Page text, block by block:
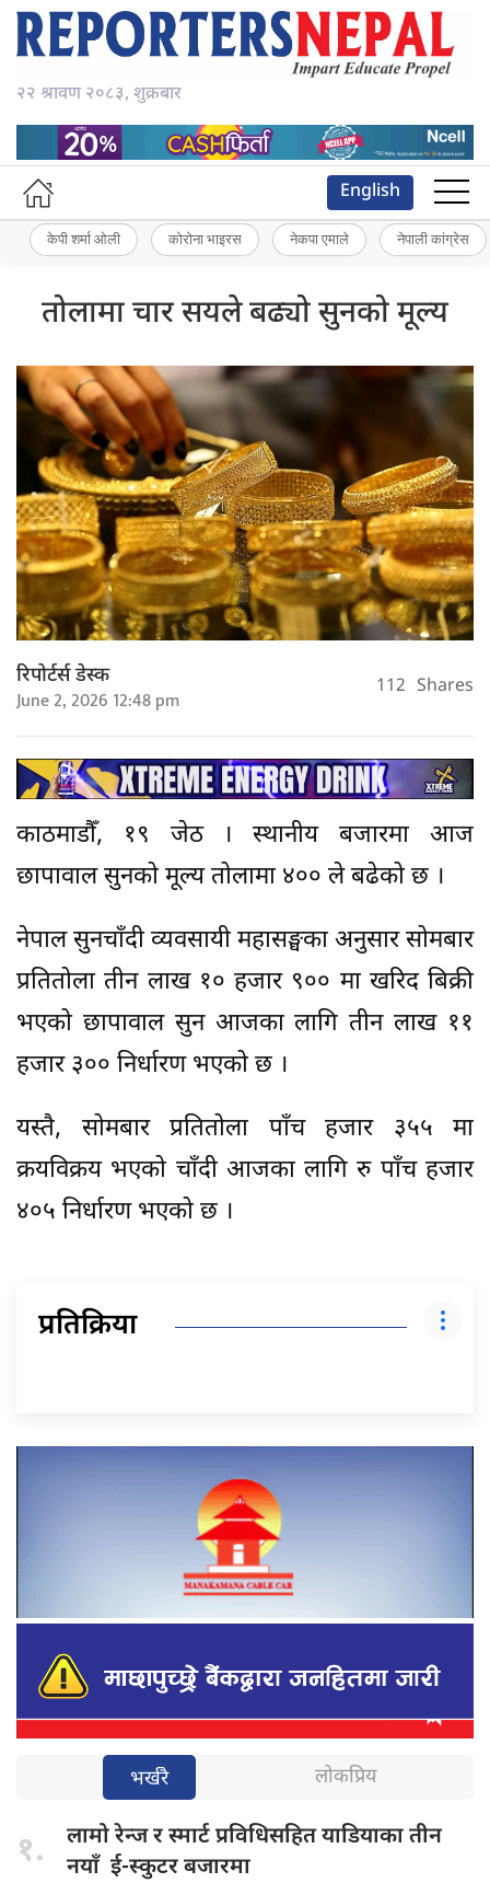
२२ श्रावण २०८३, शुक्रबार
English
केपी शर्मा ओली कोरोना भाइरस नेकपा एमाले नेपाली कांग्रेस
तोलामा चार सयले बढ्यो सुनको मूल्य
रिपोर्टर्स डेस्क
June 2, 2026 12:48 pm 112 Shares
काठमाडौँ, १९ जेठ । स्थानीय बजारमा आज
छापावाल सुनको मूल्य तोलामा ४०० ले बढेको छ ।
नेपाल सुनचाँदी व्यवसायी महासङ्घका अनुसार सोमबार
प्रतितोला तीन लाख १० हजार ९०० मा खरिद बिक्री
भएको छापावाल सुन आजका लागि तीन लाख ११
हजार ३०० निर्धारण भएको छ ।
यस्तै, सोमबार प्रतितोला पाँच हजार ३५५ मा
क्रयविक्रय भएको चाँदी आजका लागि रु पाँच हजार
४०५ निर्धारण भएको छ ।
प्रतिक्रिया
भर्खरै लोकप्रिय
१. लामो रेन्जर स्मार्ट प्रविधिसहित याडियाका तीन
नयाँ ई-स्कुटर बजारमा